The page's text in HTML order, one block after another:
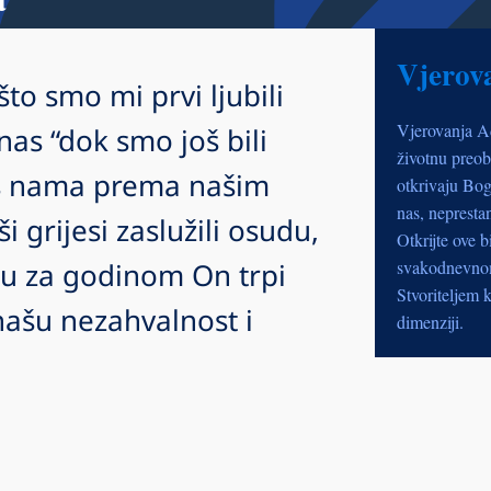
smo mi prvi ljubili
“dok smo još bili
nama prema našim
grijesi zaslužili osudu,
za godinom On trpi
nezahvalnost i
Vjerovanja
životnu
otkrivaju
nas,
Otkrijte ove
Stvoriteljem
dimenziji.